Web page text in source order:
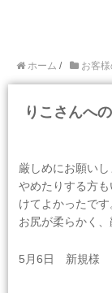
ホーム / お客
りこさんへ
厳しめにお願い
やめたりする方
けてよかったです
お尻が柔らかく
5月6日 新規様